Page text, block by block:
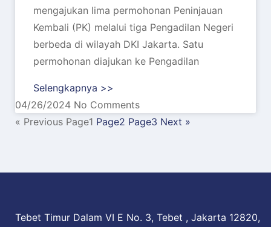
mengajukan lima permohonan Peninjauan
Kembali (PK) melalui tiga Pengadilan Negeri
berbeda di wilayah DKI Jakarta. Satu
permohonan diajukan ke Pengadilan
Selengkapnya >>
04/26/2024 No Comments
« Previous Page1 Page2 Page3 Next »
Tebet Timur Dalam VI E No. 3, Tebet , Jakarta 12820,